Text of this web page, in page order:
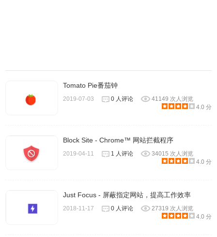
Tomato Pie番茄钟
2019-07-03 0 人评论
41149 次人浏览
4.0 分
Block Site - Chrome™ 网站拦截程序
2019-04-11 1 人评论
34015 次人浏览
4.0 分
Just Focus - 屏蔽指定网站，提高工作效率
2018-11-17 0 人评论
27319 次人浏览
4.0 分